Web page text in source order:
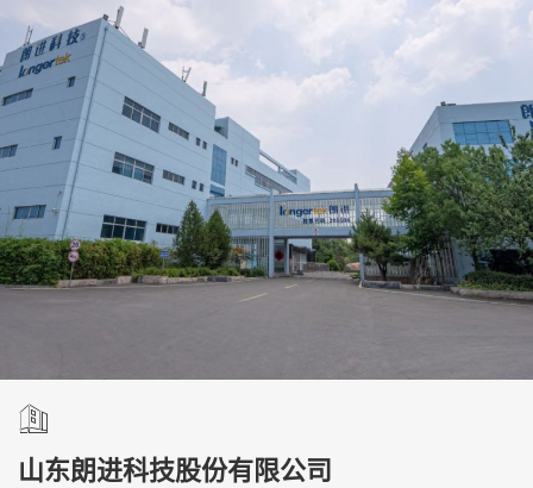
山东朗进科技股份有限公司